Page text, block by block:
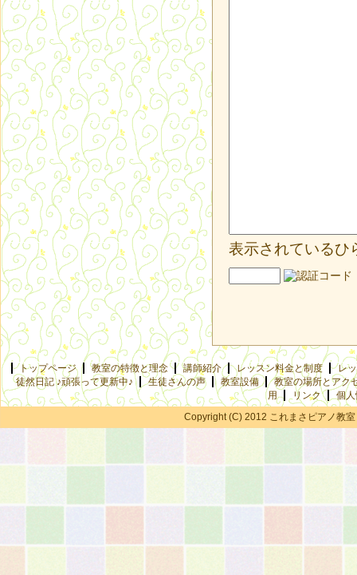
表示されているひ
トップページ 教室の特徴と理念 講師紹介 レッスン料金と制度
レ
徒然日記 ♪頑張って更新中♪
生徒さんの声 教室設備
教室の場所とアク
用
リンク
個
Copyright (C) 2012 これまさピアノ教